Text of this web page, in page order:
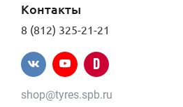
Контакты
8 (812) 325-21-21
shop@tyres.spb.ru